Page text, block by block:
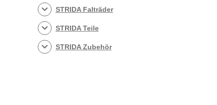
STRIDA Falträder
STRIDA Teile
STRIDA Zubehör